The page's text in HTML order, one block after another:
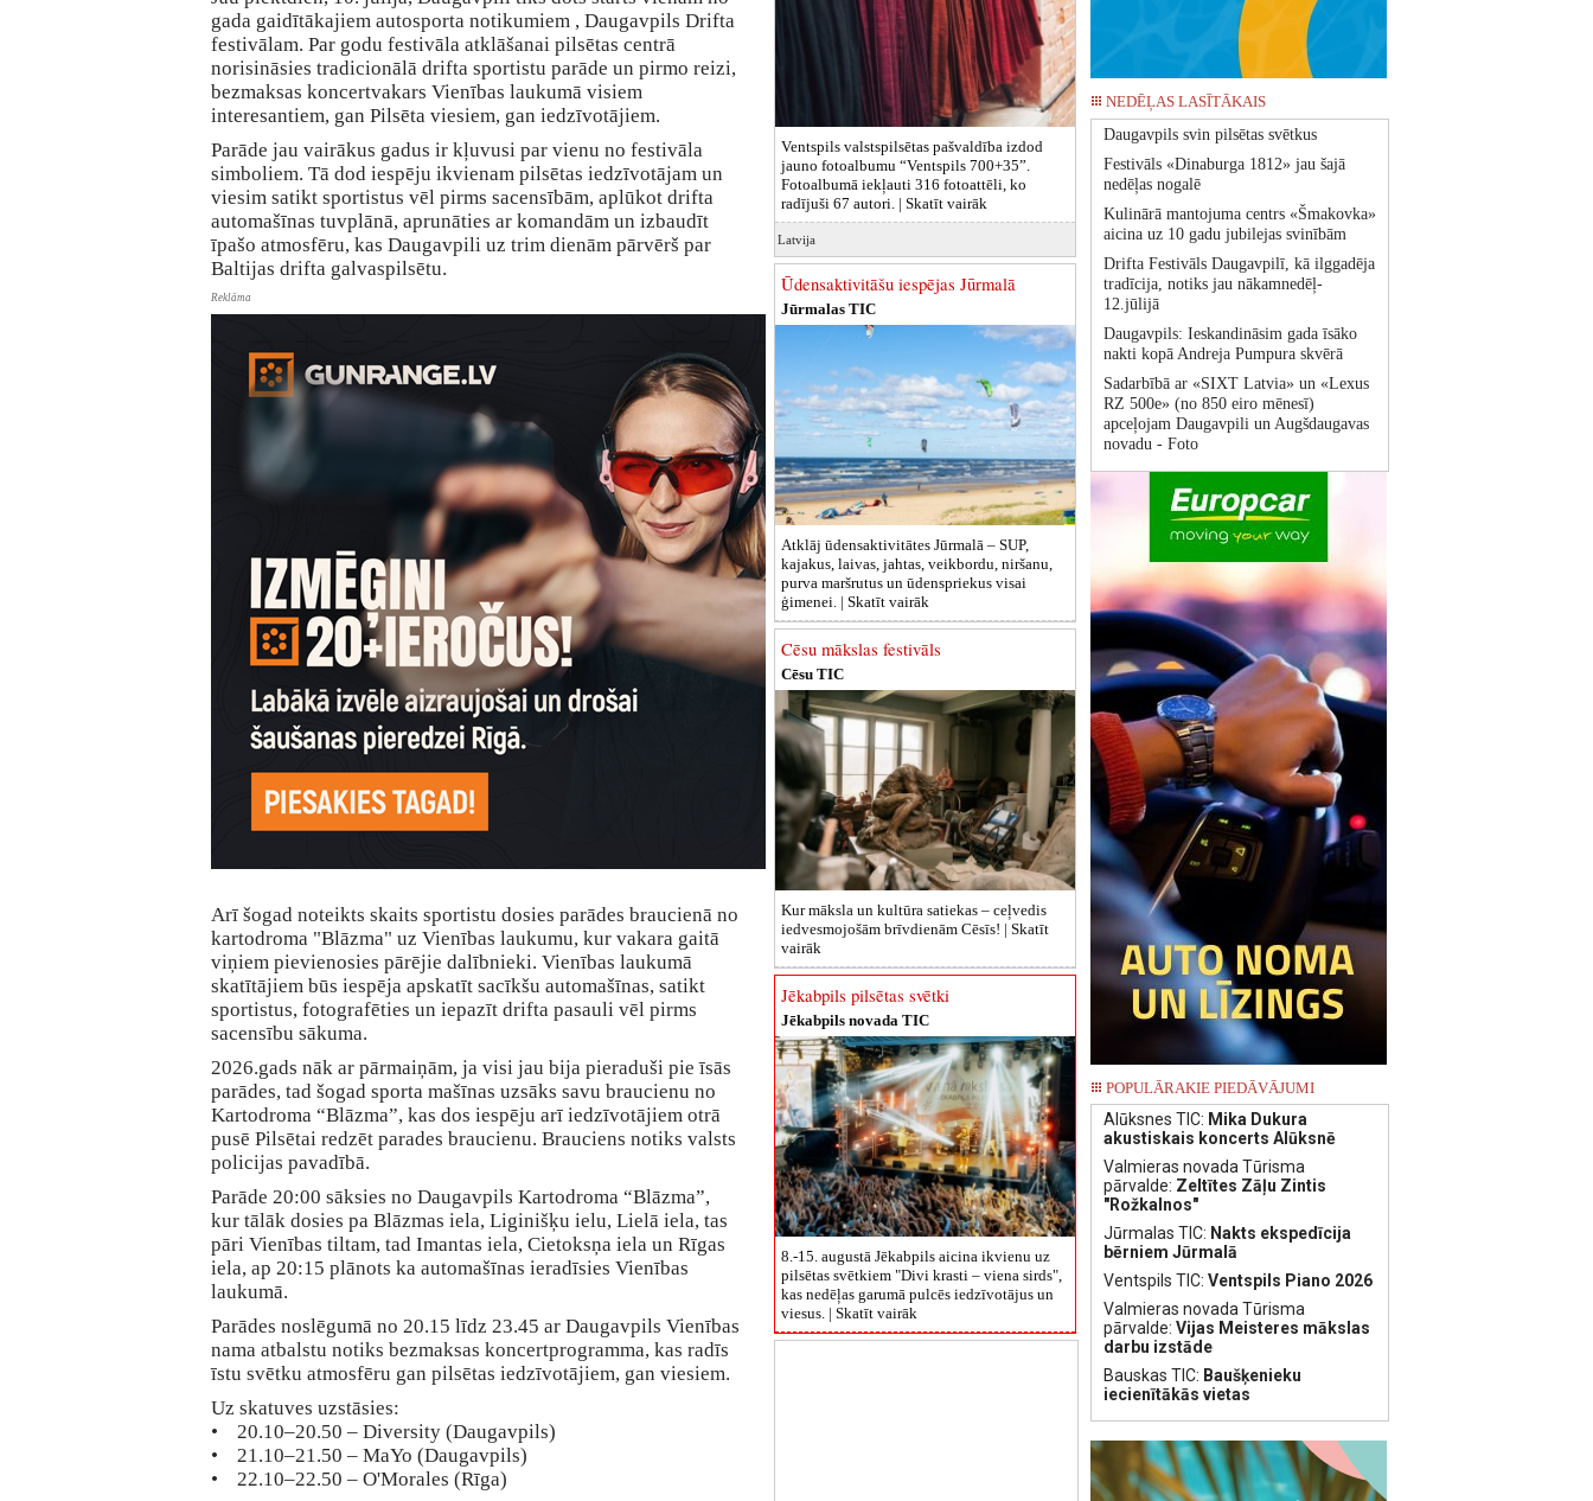
gada gaidītākajiem autosporta notikumiem , Daugavpils Drifta
festivālam. Par godu festivāla atklāšanai pilsētas centrā
norisināsies tradicionālā drifta sportistu parāde un pirmo reizi,
bezmaksas koncertvakars Vienības laukumā visiem
interesantiem, gan Pilsēta viesiem, gan iedzīvotājiem.
Parāde jau vairākus gadus ir kļuvusi par vienu no festivāla
simboliem. Tā dod iespēju ikvienam pilsētas iedzīvotājam un
viesim satikt sportistus vēl pirms sacensībām, aplūkot drifta
automašīnas tuvplānā, aprunāties ar komandām un izbaudīt
īpašo atmosfēru, kas Daugavpili uz trim dienām pārvērš par
Baltijas drifta galvaspilsētu.
Reklāma
Arī šogad noteikts skaits sportistu dosies parādes braucienā no
kartodroma "Blāzma" uz Vienības laukumu, kur vakara gaitā
viņiem pievienosies pārējie dalībnieki. Vienības laukumā
skatītājiem būs iespēja apskatīt sacīkšu automašīnas, satikt
sportistus, fotografēties un iepazīt drifta pasauli vēl pirms
sacensību sākuma.
2026.gads nāk ar pārmaiņām, ja visi jau bija pieraduši pie īsās
parādes, tad šogad sporta mašīnas uzsāks savu braucienu no
Kartodroma “Blāzma”, kas dos iespēju arī iedzīvotājiem otrā
pusē Pilsētai redzēt parades braucienu. Brauciens notiks valsts
policijas pavadībā.
Parāde 20:00 sāksies no Daugavpils Kartodroma “Blāzma”,
kur tālāk dosies pa Blāzmas iela, Liginišķu ielu, Lielā iela, tas
pāri Vienības tiltam, tad Imantas iela, Cietoksņa iela un Rīgas
iela, ap 20:15 plānots ka automašīnas ieradīsies Vienības
laukumā.
Parādes noslēgumā no 20.15 līdz 23.45 ar Daugavpils Vienības
nama atbalstu notiks bezmaksas koncertprogramma, kas radīs
īstu svētku atmosfēru gan pilsētas iedzīvotājiem, gan viesiem.
Uz skatuves uzstāsies:
• 20.10–20.50 – Diversity (Daugavpils)
• 21.10–21.50 – MaYo (Daugavpils)
• 22.10–22.50 – O'Morales (Rīga)
Ventspils valstspilsētas pašvaldība izdod
jauno fotoalbumu “Ventspils 700+35”.
Fotoalbumā iekļauti 316 fotoattēli, ko
radījuši 67 autori. | Skatīt vairāk
Latvija
Ūdensaktivitāšu iespējas Jūrmalā
Jūrmalas TIC
Atklāj ūdensaktivitātes Jūrmalā – SUP,
kajakus, laivas, jahtas, veikbordu, niršanu,
purva maršrutus un ūdenspriekus visai
ģimenei. | Skatīt vairāk
Cēsu mākslas festivāls
Cēsu TIC
Kur māksla un kultūra satiekas – ceļvedis
iedvesmojošām brīvdienām Cēsīs! | Skatīt
vairāk
Jēkabpils pilsētas svētki
Jēkabpils novada TIC
8.-15. augustā Jēkabpils aicina ikvienu uz
pilsētas svētkiem "Divi krasti – viena sirds",
kas nedēļas garumā pulcēs iedzīvotājus un
viesus. | Skatīt vairāk
NEDĒĻAS LASĪTĀKAIS
Daugavpils svin pilsētas svētkus
Festivāls «Dinaburga 1812» jau šajā
nedēļas nogalē
Kulinārā mantojuma centrs «Šmakovka»
aicina uz 10 gadu jubilejas svinībām
Drifta Festivāls Daugavpilī, kā ilggadēja
tradīcija, notiks jau nākamnedēļ-
12.jūlijā
Daugavpils: Ieskandināsim gada īsāko
nakti kopā Andreja Pumpura skvērā
Sadarbībā ar «SIXT Latvia» un «Lexus
RZ 500e» (no 850 eiro mēnesī)
apceļojam Daugavpili un Augšdaugavas
novadu - Foto
POPULĀRAKIE PIEDĀVĀJUMI
Alūksnes TIC: Mika Dukura
akustiskais koncerts Alūksnē
Valmieras novada Tūrisma
pārvalde: Zeltītes Zāļu Zintis
"Rožkalnos"
Jūrmalas TIC: Nakts ekspedīcija
bērniem Jūrmalā
Ventspils TIC: Ventspils Piano 2026
Valmieras novada Tūrisma
pārvalde: Vijas Meisteres mākslas
darbu izstāde
Bauskas TIC: Baušķenieku
iecienītākās vietas